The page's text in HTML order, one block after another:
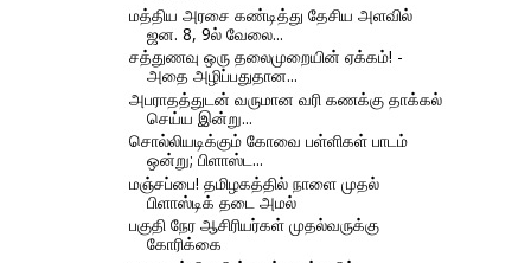
மத்திய அரசை கண்டித்து தேசிய அளவில்
ஜன. 8, 9ல் வேலை...
சத்துணவு ஒரு தலைமுறையின் ஏக்கம்! -
அதை அழிப்பதுதான...
அபராதத்துடன் வருமான வரி கணக்கு தாக்கல்
செய்ய இன்று...
சொல்லியடிக்கும் கோவை பள்ளிகள் பாடம்
ஒன்று; பிளாஸ்ட...
மஞ்சப்பை! தமிழகத்தில் நாளை முதல்
பிளாஸ்டிக் தடை அமல்
பகுதி நேர ஆசிரியர்கள் முதல்வருக்கு
கோரிக்கை